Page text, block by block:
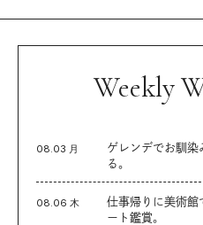
Weekly
08.03 月
ゲレンデでお馴
る。
08.06 木
仕事帰りに美術館
ート鑑賞。